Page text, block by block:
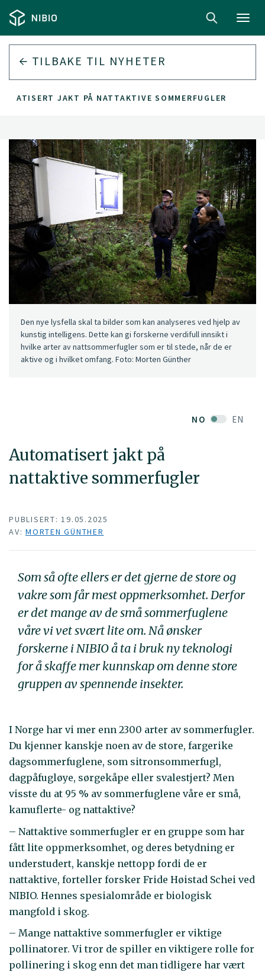
TILBAKE TIL NYHETER
JAKT PÅ NATTAKTIVE SOMMERFUGLER
NO EN
Automatisert jakt på
nattaktive sommerfugler
Den nye lysfella skal ta bilder som kan analyseres ved hjelp av
kunstig intelligens. Dette kan gi forskerne verdifull innsikt i
hvilke arter av nattsommerfugler som er til stede, når de er
aktive og i hvilket omfang. Foto: Morten Günther
PUBLISERT: 19.05.2025
AV: MORTEN GÜNTHER
Som så ofte ellers er det gjerne de store og
vakre som får mest oppmerksomhet. Derfor
er det mange av de små sommerfuglene
våre vi vet svært lite om. Nå ønsker
forskerne i NIBIO å ta i bruk ny teknologi
for å skaffe mer kunnskap om denne store
gruppen av spennende insekter.
I Norge har vi mer enn 2300 arter av sommerfugler.
Du kjenner kanskje noen av de store, fargerike
dagsommerfuglene, som sitronsommerfugl,
dagpåfugløye, sørgekåpe eller svalestjert? Men
visste du at 95 % av sommerfuglene våre er små,
kamuflerte- og nattaktive?
– Nattaktive sommerfugler er en gruppe som har
fått lite oppmerksomhet, og deres betydning er
understudert, kanskje nettopp fordi de er
nattaktive, forteller forsker Fride Høistad Schei ved
NIBIO. Hennes spesialområde er biologisk
mangfold i skog.
– Mange nattaktive sommerfugler er viktige
pollinatorer. Vi tror de spiller en viktigere rolle for
pollinering i skog enn det man tidligere har vært